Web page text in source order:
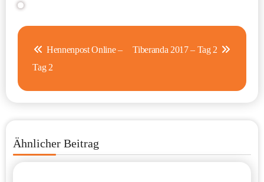
Beitragsnavigation
Hennenpost Online –
Tag 2
Tiberanda 2017 – Tag 2
Ähnlicher Beitrag